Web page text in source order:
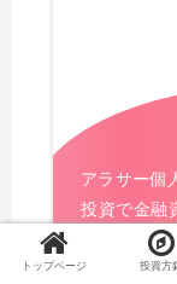
アラサー個
投資で金融
析と運用実
本業は一級
トップページ 投資方